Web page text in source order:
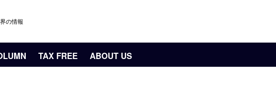
の情報
TAX FREE ABOUT US